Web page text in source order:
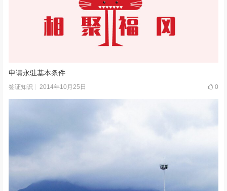
申请永驻基本条件
签证知识 2014年10月25日 0